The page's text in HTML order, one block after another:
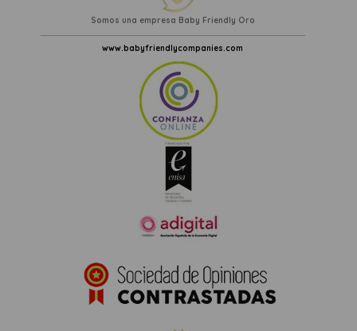
Somos una empresa Baby Friendly Oro
www.babyfriendlycompanies.com